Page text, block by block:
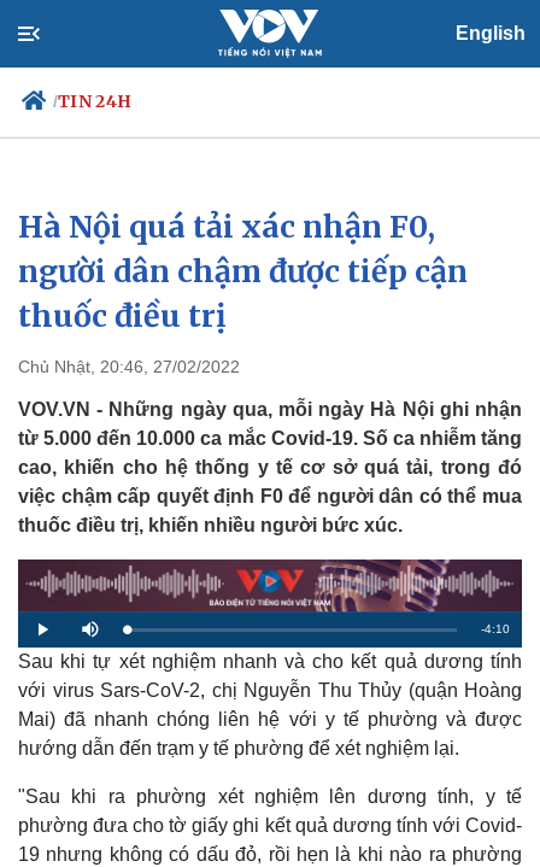
English
/TIN 24H
Chính trị
Tổ chức nhân sự
Quốc hội
Xã hội
Tin 24h
Dự báo thời tiết
Hà Nội quá tải xác nhận F0,
người dân chậm được tiếp cận
thuốc điều trị
Chủ Nhật, 20:46, 27/02/2022
VOV.VN - Những ngày qua, mỗi ngày Hà Nội ghi nhận
từ 5.000 đến 10.000 ca mắc Covid-19. Số ca nhiễm tăng
cao, khiến cho hệ thống y tế cơ sở quá tải, trong đó
việc chậm cấp quyết định F0 để người dân có thể mua
thuốc điều trị, khiến nhiều người bức xúc.
P
l
a
y
M
u
t
e
L
o
a
d
d
1
.
6
4
R
e
n
-4:10
Sau khi tự xét nghiệm nhanh và cho kết quả dương tính
với virus Sars-CoV-2, chị Nguyễn Thu Thủy (quận Hoàng
Mai) đã nhanh chóng liên hệ với y tế phường và được
hướng dẫn đến trạm y tế phường để xét nghiệm lại.
"Sau khi ra phường xét nghiệm lên dương tính, y tế
phường đưa cho tờ giấy ghi kết quả dương tính với Covid-
19 nhưng không có dấu đỏ, rồi hẹn là khi nào ra phường